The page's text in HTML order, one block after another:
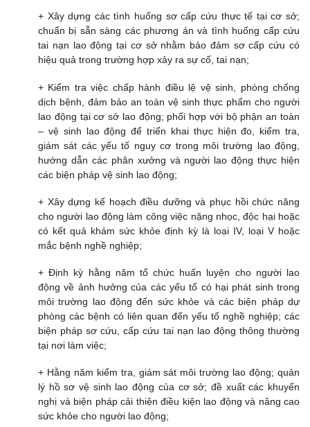
+ Xây dựng các tình huống sơ cấp cứu thực tế tại cơ sở;
chuẩn bị sẵn sàng các phương án và tình huống cấp cứu
tai nạn lao động tại cơ sở nhằm bảo đảm sơ cấp cứu có
hiệu quả trong trường hợp xảy ra sự cố, tai nạn;
+ Kiểm tra việc chấp hành điều lệ vệ sinh, phòng chống
dịch bệnh, đảm bảo an toàn vệ sinh thực phẩm cho người
lao động tại cơ sở lao động; phối hợp với bộ phận an toàn
– vệ sinh lao động để triển khai thực hiện đo, kiểm tra,
giám sát các yếu tố nguy cơ trong môi trường lao động,
hướng dẫn các phân xưởng và người lao động thực hiện
các biện pháp vệ sinh lao động;
+ Xây dựng kế hoạch điều dưỡng và phục hồi chức năng
cho người lao động làm công việc nặng nhọc, độc hại hoặc
có kết quả khám sức khỏe định kỳ là loại IV, loại V hoặc
mắc bệnh nghề nghiệp;
+ Định kỳ hằng năm tổ chức huấn luyện cho người lao
động về ảnh hưởng của các yếu tố có hại phát sinh trong
môi trường lao động đến sức khỏe và các biện pháp dự
phòng các bệnh có liên quan đến yếu tố nghề nghiệp; các
biện pháp sơ cứu, cấp cứu tai nạn lao động thông thường
tại nơi làm việc;
+ Hằng năm kiểm tra, giám sát môi trường lao động; quản
lý hồ sơ vệ sinh lao động của cơ sở; đề xuất các khuyến
nghị và biện pháp cải thiện điều kiện lao động và nâng cao
sức khỏe cho người lao động;